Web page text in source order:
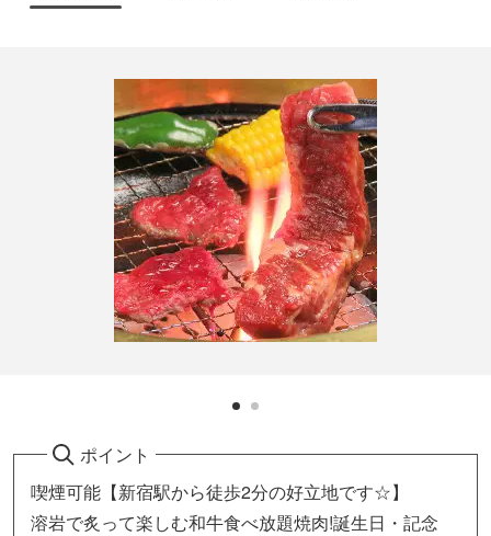
ポイント
喫煙可能【新宿駅から徒歩2分の好立地です☆】
溶岩で炙って楽しむ和牛食べ放題焼肉!誕生日・記念